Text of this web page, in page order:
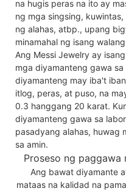
na hugis peras na ito ay
ng mga singsing,
ng alahas, atbp., upang
minamahal ng isang
Ang Messi Jewelry ay
mga diyamanteng gawa
diyamanteng may iba't
itlog, peras, at puso, na
0.3 hanggang 20 karat.
diyamanteng gawa sa
pasadyang alahas, huwag
sa amin.
Proseso ng
Ang bawat diyamante
mataas na kalidad na